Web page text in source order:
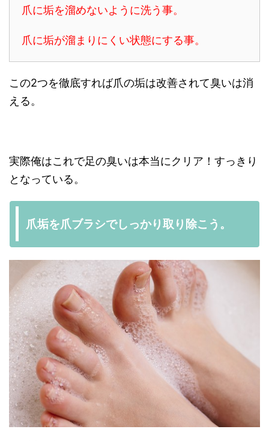
爪に垢を溜めないように洗う事。
爪に垢が溜まりにくい状態にする事。
この2つを徹底すれば爪の垢は改善されて臭いは消
える。
実際俺はこれで足の臭いは本当にクリア！すっきり
となっている。
爪垢を爪ブラシでしっかり取り除こう。